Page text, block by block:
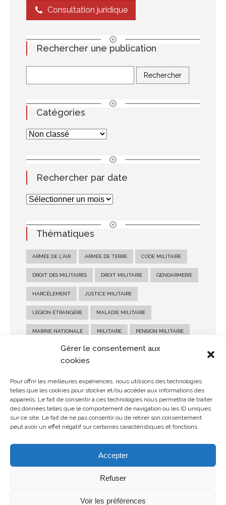
Gérer le consentement aux
cookies
Pour offrir les meilleures expériences, nous utilisons des technologies
telles que les cookies pour stocker et/ou accéder aux informations des
appareils. Le fait de consentir à ces technologies nous permettra de traiter
des données telles que le comportement de navigation ou les ID uniques
sur ce site. Le fait de ne pas consentir ou de retirer son consentement
peut avoir un effet négatif sur certaines caractéristiques et fonctions.
Accepter
Refuser
Voir les préférences
Consultation juridique
Rechercher une publication
Catégories
Rechercher par date
Thématiques
ARMÉE DE L'AIR ARMÉE DE TERRE CODE MILITAIRE
DROIT DES MILITAIRES DROIT MILITAIRE GENDARMERIE
HARCÈLEMENT JUSTICE MILITAIRE
LÉGION ÉTRANGÈRE MALADIE MILITAIRE
MARINE NATIONALE MILITAIRE PENSION MILITAIRE
PENSION MILITAIRE D'INVALIDITÉ RECOURS MILITAIRE
SANCTION MILITAIRE SOLDE MILITAIRE
STATUT MILITAIRE